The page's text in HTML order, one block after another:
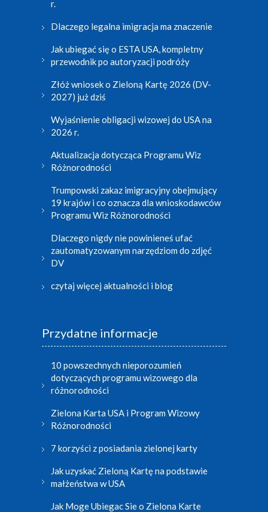
r.
Dlaczego legalna imigracja ma znaczenie
Jak ubiegać się o ESTA USA, kompletny
przewodnik po autoryzacji podróży
Złóż wniosek o Zieloną Kartę 2026 (DV-
2027) już dziś
Wyjaśnienie obligacji wizowej do USA na
2026 r.
Aktualizacja dotycząca Programu Wiz
Różnorodności
Trumpowski zakaz imigracyjny obejmujący
19 krajów i co oznacza dla wnioskodawców
Programu Wiz Różnorodności
Dlaczego nigdy nie powinieneś ufać
zautomatyzowanym narzędziom do zdjęć
DV
czytaj więcej aktualności i blog
Przydatne informacje
10 powszechnych nieporozumień
dotyczących programu wizowego dla
różnorodności
Zielona Karta USA i Program Wizowy
Różnorodności
7 korzyści z posiadania zielonej karty
Jak uzyskać Zieloną Kartę na podstawie
małżeństwa w USA
Jak Moge Ubiegac Sie o Zielona Karte